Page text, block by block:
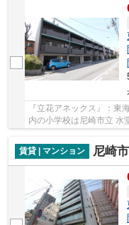
『立花アネックス』：東
内の小学校は尼崎市立 水
賃貸 | マンション
尼崎